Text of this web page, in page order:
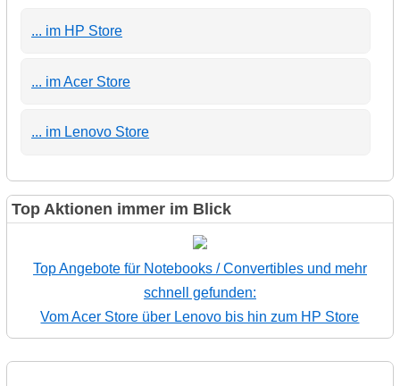
... im HP Store
... im Acer Store
... im Lenovo Store
Top Aktionen immer im Blick
Top Angebote für Notebooks / Convertibles und mehr
schnell gefunden:
Vom Acer Store über Lenovo bis hin zum HP Store